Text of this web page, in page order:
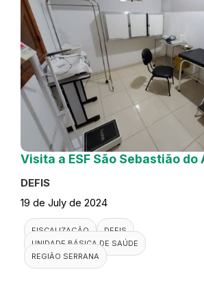
Visita a ESF São Sebastião do
DEFIS
19 de July de 2024
FISCALIZAÇÃO
DEFIS
UNIDADE BÁSICA DE SAÚDE
REGIÃO SERRANA